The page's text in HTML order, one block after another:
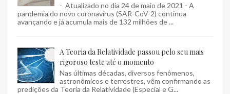
- Atualizado no dia 24 de maio de 2021 - A
pandemia do novo coronavírus (SAR-CoV-2) continua
avançando e já acumula mais de 132 milhões de ...
A Teoria da Relatividade passou pelo seu mais
rigoroso teste até o momento
Nas últimas décadas, diversos fenômenos,
astronômicos e terrestres, vêm confirmando as
predições da Teoria da Relatividade (Especial e G...